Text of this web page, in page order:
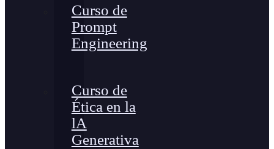
Curso de
Prompt
Engineering
Curso de
Ética en la
lA
Generativa